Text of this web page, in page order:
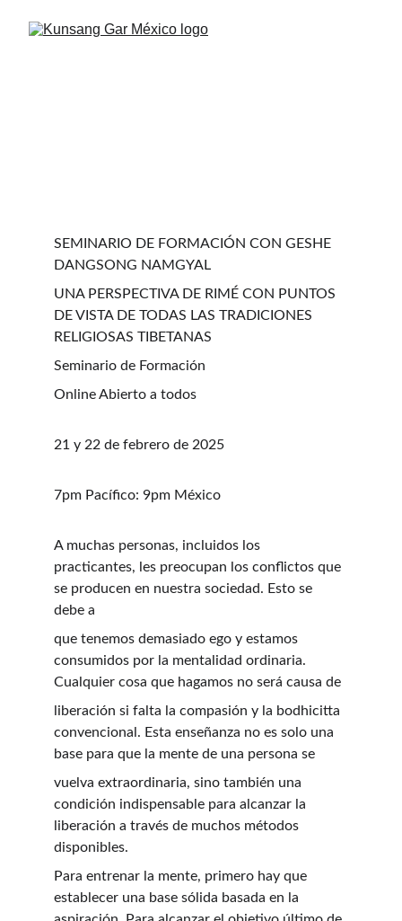
SEMINARIO DE FORMACIÓN CON GESHE
DANGSONG NAMGYAL
UNA PERSPECTIVA DE RIMÉ CON PUNTOS
DE VISTA DE TODAS LAS TRADICIONES
RELIGIOSAS TIBETANAS
Seminario de Formación
Online Abierto a todos
21 y 22 de febrero de 2025
7pm Pacífico: 9pm México
A muchas personas, incluidos los
practicantes, les preocupan los conflictos que
se producen en nuestra sociedad. Esto se
debe a
que tenemos demasiado ego y estamos
consumidos por la mentalidad ordinaria.
Cualquier cosa que hagamos no será causa de
liberación si falta la compasión y la bodhicitta
convencional. Esta enseñanza no es solo una
base para que la mente de una persona se
vuelva extraordinaria, sino también una
condición indispensable para alcanzar la
liberación a través de muchos métodos
disponibles.
Para entrenar la mente, primero hay que
establecer una base sólida basada en la